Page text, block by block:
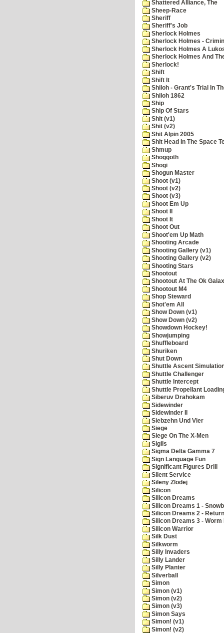
Shattered Alliance, The
Sheep-Race
Sheriff
Sheriff's Job
Sherlock Holmes
Sherlock Holmes -
Sherlock Holmes A
Sherlock Holmes And
Sherlock!
Shift
Shift It
Shiloh - Grant's Trial In
Shiloh 1862
Ship
Ship Of Stars
Shit (v1)
Shit (v2)
Shit Alpin 2005
Shit Head In The Space
Shmup
Shoggoth
Shogi
Shogun Master
Shoot (v1)
Shoot (v2)
Shoot (v3)
Shoot Em Up
Shoot II
Shoot It
Shoot Out
Shoot'em Up Math
Shooting Arcade
Shooting Gallery (v1)
Shooting Gallery (v2)
Shooting Stars
Shootout
Shootout At The Ok
Shootout M4
Shop Steward
Shot'em All
Show Down (v1)
Show Down (v2)
Showdown Hockey!
Showjumping
Shuffleboard
Shuriken
Shut Down
Shuttle Ascent
Shuttle Challenger
Shuttle Intercept
Shuttle Propellant
Siberuv Drahokam
Sidewinder
Sidewinder II
Siebzehn Und Vier
Siege
Siege On The X-Men
Sigils
Sigma Delta Gamma 7
Sign Language Fun
Significant Figures Drill
Silent Service
Sileny Zlodej
Silicon
Silicon Dreams
Silicon Dreams 1 -
Silicon Dreams 2 -
Silicon Dreams 3 - Worm
Silicon Warrior
Silk Dust
Silkworm
Silly Invaders
Silly Lander
Silly Planter
Silverball
Simon
Simon (v1)
Simon (v2)
Simon (v3)
Simon Says
Simon! (v1)
Simon! (v2)